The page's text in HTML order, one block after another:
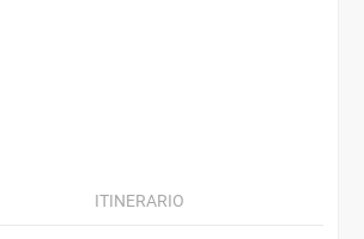
ITINERARIO